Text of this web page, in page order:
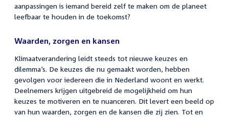
aanpassingen is iemand bereid zelf te maken om de planeet
leefbaar te houden in de toekomst?
Waarden, zorgen en kansen
Klimaatverandering leidt steeds tot nieuwe keuzes en
dilemma’s. De keuzes die nu gemaakt worden, hebben
gevolgen voor iedereen die in Nederland woont en werkt.
Deelnemers krijgen uitgebreid de mogelijkheid om hun
keuzes te motiveren en te nuanceren. Dit levert een beeld op
van hun waarden, zorgen en de kansen die zij zien. Tot en